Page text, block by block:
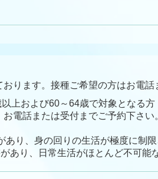
ります。接種ご希望の方はお電話
上および60～64歳で対象となる
電話ま たは受付までご予約下さい
り、身の回りの生活が極度に制限
り、日常生活がほとんど不可能な